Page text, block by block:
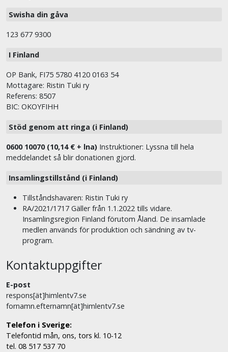
Swisha din gåva
123 677 9300
I Finland
OP Bank, FI75 5780 4120 0163 54
Mottagare: Ristin Tuki ry
Referens: 8507
BIC: OKOYFIHH
Stöd genom att ringa (i Finland)
0600 10070 (10,14 € + lna) Instruktioner: Lyssna till hela
meddelandet så blir donationen gjord.
Insamlingstillstånd (i Finland)
Tillståndshavaren: Ristin Tuki ry
RA/2021/1717 Gäller från 1.1.2022 tills vidare.
Insamlingsregion Finland förutom Åland. De insamlade
medlen används för produktion och sändning av tv-
program.
Kontaktuppgifter
E-post
respons[ät]himlentv7.se
fornamn.efternamn[ät]himlentv7.se
Telefon i Sverige:
Telefontid mån, ons, tors kl. 10-12
tel. 08 517 537 70